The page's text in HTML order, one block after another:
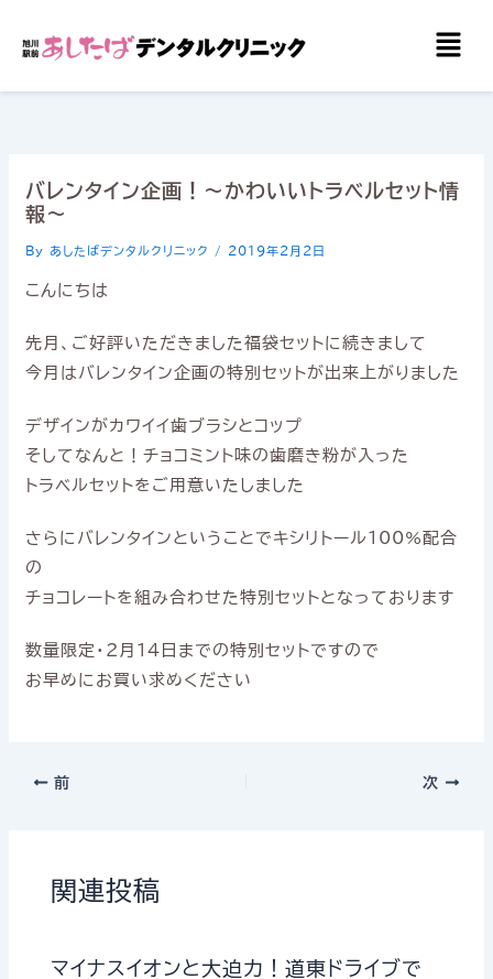
メ
ニ
バレンタイン企画！〜かわいいトラベルセット情
報〜
By あしたばデンタルクリニック / 2019年2月2日
こんにちは
先月、ご好評いただきました福袋セットに続きまして
今月はバレンタイン企画の特別セットが出来上がりました
デザインがカワイイ歯ブラシとコップ
そしてなんと！チョコミント味の歯磨き粉が入った
トラベルセットをご用意いたしました
さらにバレンタインということでキシリトール100%配合
の
チョコレートを組み合わせた特別セットとなっております
数量限定・2月14日までの特別セットですので
お早めにお買い求めください
前 次
関連投稿
マイナスイオンと大迫力！道東ドライブで